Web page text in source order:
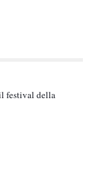
festival della